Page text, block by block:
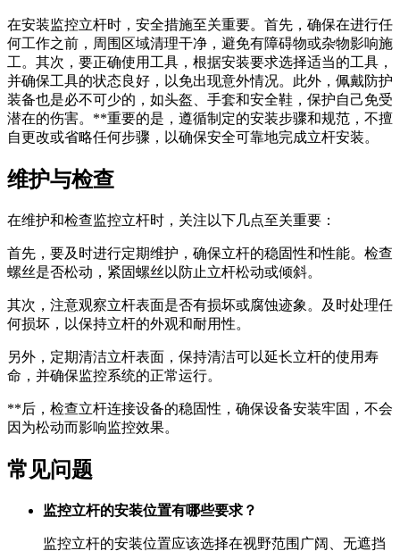
在安装监控立杆时，安全措施至关重要。首先，确保在进行任
何工作之前，周围区域清理干净，避免有障碍物或杂物影响施
工。其次，要正确使用工具，根据安装要求选择适当的工具，
并确保工具的状态良好，以免出现意外情况。此外，佩戴防护
装备也是必不可少的，如头盔、手套和安全鞋，保护自己免受
潜在的伤害。**重要的是，遵循制定的安装步骤和规范，不擅
自更改或省略任何步骤，以确保安全可靠地完成立杆安装。
维护与检查
在维护和检查监控立杆时，关注以下几点至关重要：
首先，要及时进行定期维护，确保立杆的稳固性和性能。检查
螺丝是否松动，紧固螺丝以防止立杆松动或倾斜。
其次，注意观察立杆表面是否有损坏或腐蚀迹象。及时处理任
何损坏，以保持立杆的外观和耐用性。
另外，定期清洁立杆表面，保持清洁可以延长立杆的使用寿
命，并确保监控系统的正常运行。
**后，检查立杆连接设备的稳固性，确保设备安装牢固，不会
因为松动而影响监控效果。
常见问题
监控立杆的安装位置有哪些要求？
监控立杆的安装位置应该选择在视野范围广阔、无遮挡